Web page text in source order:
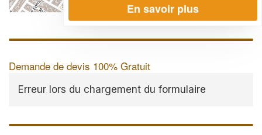
| Map data ©OpenStreetMap contributors,
Demande de devis 100% Gratuit
Erreur lors du chargement du formulaire
En savoir plus